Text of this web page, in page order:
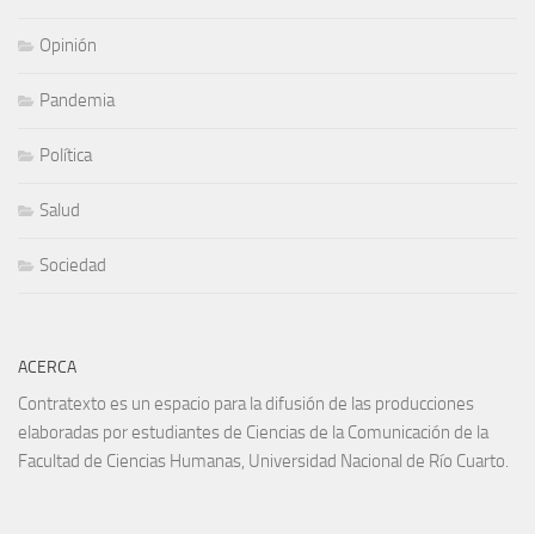
Opinión
Pandemia
Política
Salud
Sociedad
ACERCA
Contratexto es un espacio para la difusión de las producciones
elaboradas por estudiantes de Ciencias de la Comunicación de la
Facultad de Ciencias Humanas, Universidad Nacional de Río Cuarto.